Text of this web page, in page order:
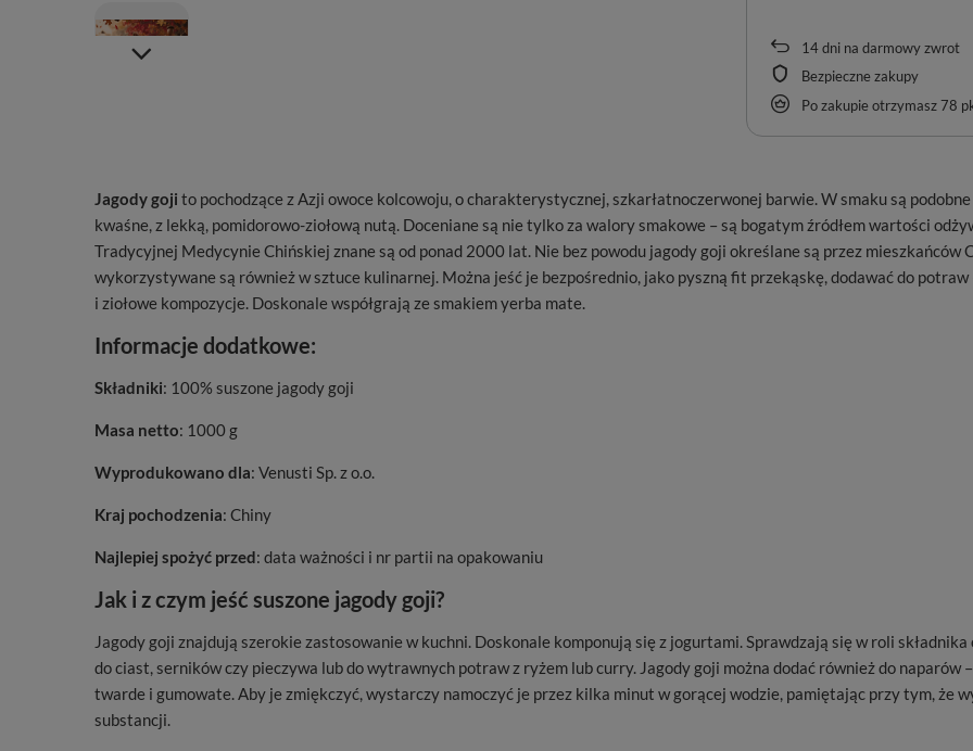
14dni na darmowy zwrot
Bezpieczne zakupy
Po zakupie otrzymasz78
Jagody goji to pochodzące z Azji owoce kolcowoju, o charakterystycznej, szkarłatnoczerwonej barwie. W smaku są
kwaśne, z lekką, pomidorowo-ziołową nutą. Doceniane są nie tylko za walory smakowe – są bogatym źródłem wartości
Tradycyjnej Medycynie Chińskiej znane są od ponad 2000 lat. Nie bez powodu jagody goji określane są przez mieszkańców
wykorzystywane są również w sztuce kulinarnej. Można jeść je bezpośrednio, jako pyszną fit przekąskę, dodawać do potraw
i ziołowe kompozycje. Doskonale współgrają ze smakiem yerba mate.
Informacje dodatkowe:
Składniki: 100% suszone jagody goji
Masa netto: 1000 g
Wyprodukowano dla: Venusti Sp. z o.o.
Kraj pochodzenia: Chiny
Najlepiej spożyć przed: data ważności i nr partii na opakowaniu
Jak i z czym jeść suszone jagody goji?
Jagody goji znajdują szerokie zastosowanie w kuchni. Doskonale komponują się z jogurtami. Sprawdzają się w roli
do ciast, serników czy pieczywa lub do wytrawnych potraw z ryżem lub curry. Jagody goji można dodać również do naparów
twarde i gumowate. Aby je zmiękczyć, wystarczy namoczyć je przez kilka minut w gorącej wodzie, pamiętając przy tym, że
substancji.